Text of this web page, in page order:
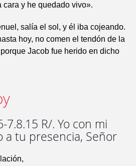
y he quedado vivo».
salía el sol, y él iba cojeando.
hoy, no comen el tendón de la
Jacob fue herido en dicho
7.8.15 R/. Yo con mi
a tu presencia, Señor